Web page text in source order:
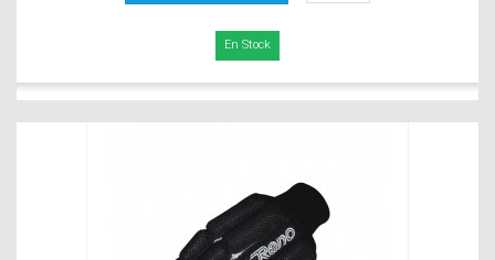
En Stock